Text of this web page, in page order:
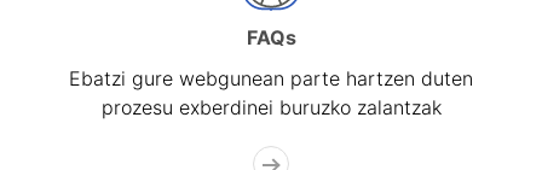
FAQs
Ebatzi gure webgunean parte hartzen duten
prozesu exberdinei buruzko zalantzak